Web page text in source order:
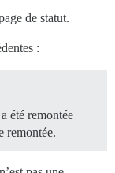
de statut.
:
été remontée
remontée.